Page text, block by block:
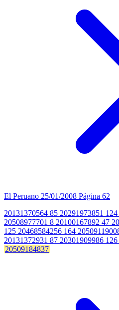
El Peruano 25/01/2008 Página 62
20131370564 85 20291973851
20508977701 8 20100167892 47
125 20468584256 164
20131372931 87 20301909986
20509184837